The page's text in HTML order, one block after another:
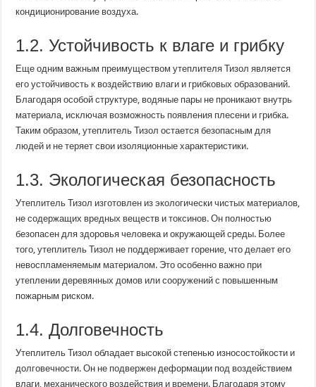
кондиционирование воздуха.
1.2. Устойчивость к влаге и грибку
Еще одним важным преимуществом утеплителя Тизол является
его устойчивость к воздействию влаги и грибковых образований.
Благодаря особой структуре, водяные пары не проникают внутрь
материала, исключая возможность появления плесени и грибка.
Таким образом, утеплитель Тизол остается безопасным для
людей и не теряет свои изоляционные характеристики.
1.3. Экологическая безопасность
Утеплитель Тизол изготовлен из экологически чистых материалов,
не содержащих вредных веществ и токсинов. Он полностью
безопасен для здоровья человека и окружающей среды. Более
того, утеплитель Тизол не поддерживает горение, что делает его
невоспламеняемым материалом. Это особенно важно при
утеплении деревянных домов или сооружений с повышенным
пожарным риском.
1.4. Долговечность
Утеплитель Тизол обладает высокой степенью износостойкости и
долговечности. Он не подвержен деформации под воздействием
влаги, механического воздействия и времени. Благодаря этому